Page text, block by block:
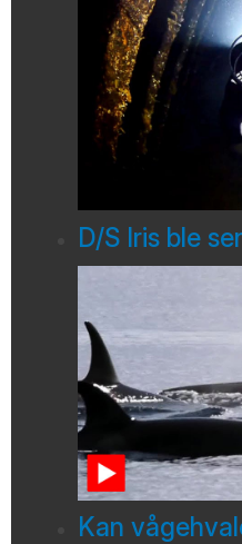
D/S Iris ble
Kan